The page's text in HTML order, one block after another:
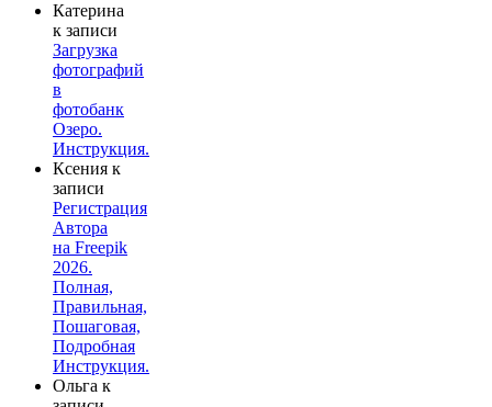
Катерина
к записи
Загрузка
фотографий
в
фотобанк
Озеро.
Инструкция.
Ксения к
записи
Регистрация
Автора
на Freepik
2026.
Полная,
Правильная,
Пошаговая,
Подробная
Инструкция.
Ольга к